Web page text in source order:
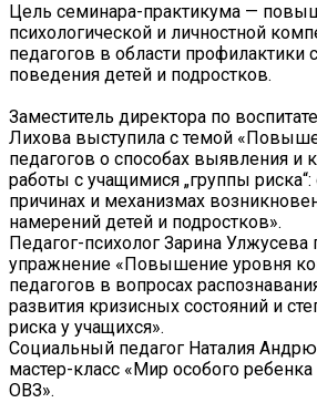
Цель семинара-практикума —
психологической и личностной
педагогов в области профилактики
поведения детей и подростков.
Заместитель директора по
Лихова выступила с темой
педагогов о способах выявления и
работы с учащимися „группы риска“:
причинах и механизмах
намерений детей и подростков».
Педагог-психолог Зарина Улжусева
упражнение «Повышение уровня
педагогов в вопросах
развития кризисных состояний и
риска у учащихся».
Социальный педагог Наталия
мастер-класс «Мир особого
ОВЗ».